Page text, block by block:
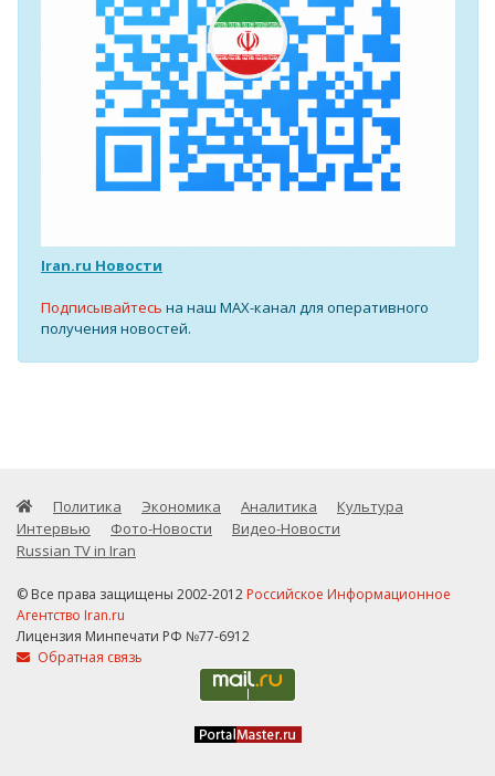
Iran.ru Новости
Подписывайтесь на наш MAX-канал для оперативного
получения новостей.
Политика Экономика Аналитика
Культура
Интервью
Фото-Новости
Видео-Новости
Russian TV in Iran
© Все права защищены 2002-2012 Российское Информационное
Агентство Iran.ru
Лицензия Минпечати РФ №77-6912
Обратная связь